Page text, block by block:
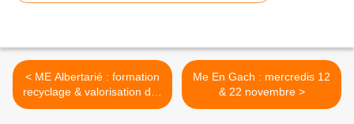
< ME Albertarié : formation
recyclage & valorisation des
déchets
Me En Gach : mercredis 12
& 22 novembre >